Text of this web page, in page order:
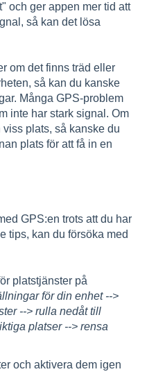
och ger appen mer tid att
så kan det lösa
om det finns träd eller
så kan du kanske
Många GPS-problem
inte har stark signal. Om
plats, så kanske du
plats för att få in en
GPS:en trots att du har
tips, kan du försöka med
platstjänster på
för din enhet -->
--> rulla nedåt till
platser --> rensa
och aktivera dem igen